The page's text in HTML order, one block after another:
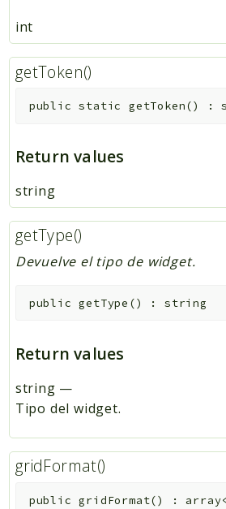
int
getToken()
public static getToken() :
Return values
string
getType()
Devuelve el tipo de widget.
public getType () :string
Return values
string —
Tipo del widget.
gridFormat()
public gridFormat() :